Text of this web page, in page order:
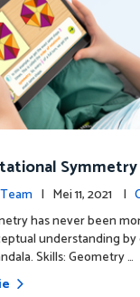
Symmetry
| Mei 11, 2021 |
has never been
understanding
Skills: Geometry …